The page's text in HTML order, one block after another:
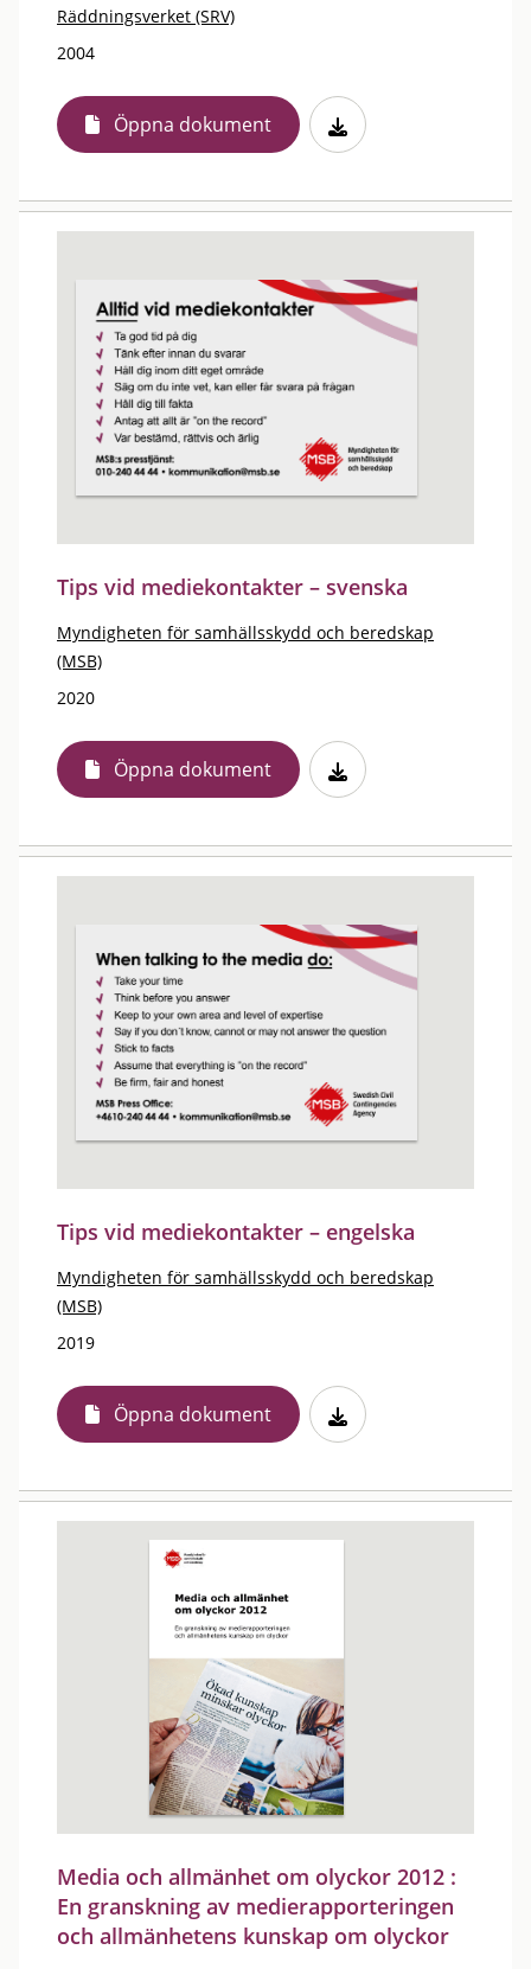
Räddningsverket (SRV)
2004
Öppna dokument
Tips vid mediekontakter – svenska
Myndigheten för samhällsskydd och beredskap
(MSB)
2020
Öppna dokument
Tips vid mediekontakter – engelska
Myndigheten för samhällsskydd och beredskap
(MSB)
2019
Öppna dokument
Media och allmänhet om olyckor 2012 :
En granskning av medierapporteringen
och allmänhetens kunskap om olyckor